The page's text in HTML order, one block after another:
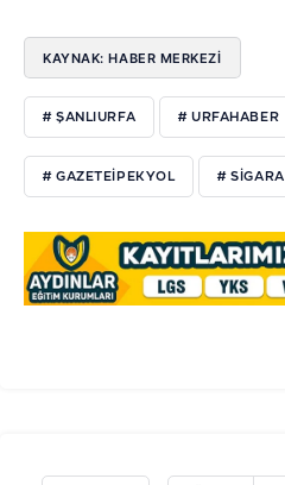
KAYNAK: HABER MERKEZI
# ŞANLIURFA # URFAHABER
# GAZETEIPEKYOL # SIGARA